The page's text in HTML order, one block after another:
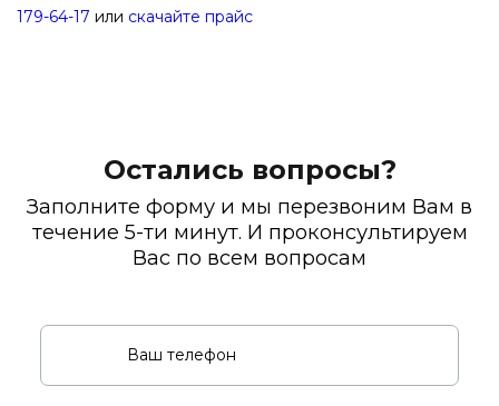
179-64-17 или скачайте прайс
Остались вопросы?
Заполните форму и мы перезвоним Вам в
течение 5-ти минут. И проконсультируем
Вас по всем вопросам